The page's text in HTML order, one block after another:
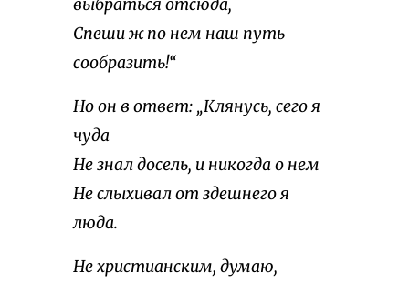
выбраться отсюда,
Спеши ж по нем наш путь
сообразить!“
Но он в ответ: „Клянусь, сего я
чуда
Не знал досель, и никогда о нем
Не слыхивал от здешнего я
люда.
Не христианским, думаю,